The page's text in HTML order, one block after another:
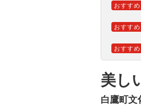
おすすめ
おすすめ
おすすめ
美し
白鷹町文